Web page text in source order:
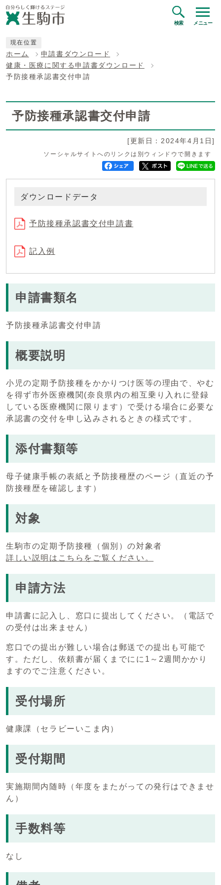
検索 メニュー
現在位置
ホーム
申請書ダウンロード
健康・医療に関する申請書ダウンロード
予防接種承認書交付申請
予防接種承認書交付申請
[更新日：2024年4月1日]
ソーシャルサイトへのリンクは別ウィンドウで開きます
ダウンロードデータ
予防接種承認書交付申請書
記入例
申請書類名
予防接種承認書交付申請
概要説明
小児の定期予防接種をかかりつけ医等の理由で、やむ
を得ず市外医療機関(奈良県内の相互乗り入れに登録
している医療機関に限ります）で受ける場合に必要な
承認書の交付を申し込みされるときの様式です。
添付書類等
母子健康手帳の表紙と予防接種歴のページ（直近の予
防接種歴を確認します）
対象
生駒市の定期予防接種（個別）の対象者
詳しい説明はこちらをご覧ください。
申請方法
申請書に記入し、窓口に提出してください。（電話で
の受付は出来ません）
窓口での提出が難しい場合は郵送での提出も可能で
す。ただし、依頼書が届くまでにに1～2週間かかり
ますのでご注意ください。
受付場所
健康課（セラビーいこま内）
受付期間
実施期間内随時（年度をまたがっての発行はできませ
ん）
手数料等
なし